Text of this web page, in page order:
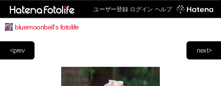
ユーザー登録 ログイン ヘルプ
bluemoonbell's fotolife
next>
<prev